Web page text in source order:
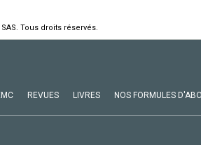
Tous droits réservés.
REVUES LIVRES NOS FORMULES